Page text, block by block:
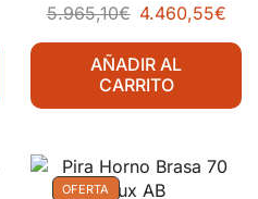
5.965,10€ 4.460,55€
AÑADIR AL
CARRITO
OFERTA